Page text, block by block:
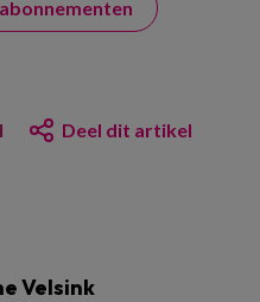
Deel dit artikel
Velsink